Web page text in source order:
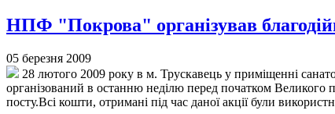
НПФ "Покрова" організував
05 березня 2009
28 лютого 2009 року в м. Трускавець у приміщенні
організований в останню неділю перед початком Великого
посту.Всі кошти, отримані під час даної акції були